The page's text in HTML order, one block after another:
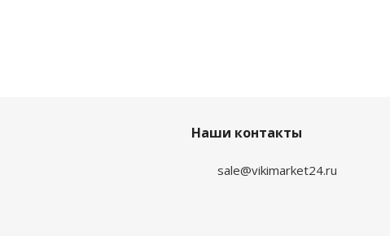
Наши контакты
sale@vikimarket24.ru